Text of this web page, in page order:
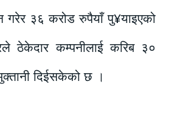
३६ करोड रुपैयाँ पु¥याइएको
ठेकेदार कम्पनीलाई करिब ३०
दिईसकेको छ ।